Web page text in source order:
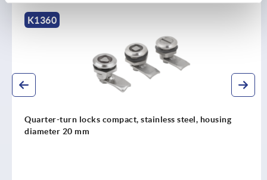
K1360
Quarter-turn locks compact, stainless steel, housing
diameter 20 mm